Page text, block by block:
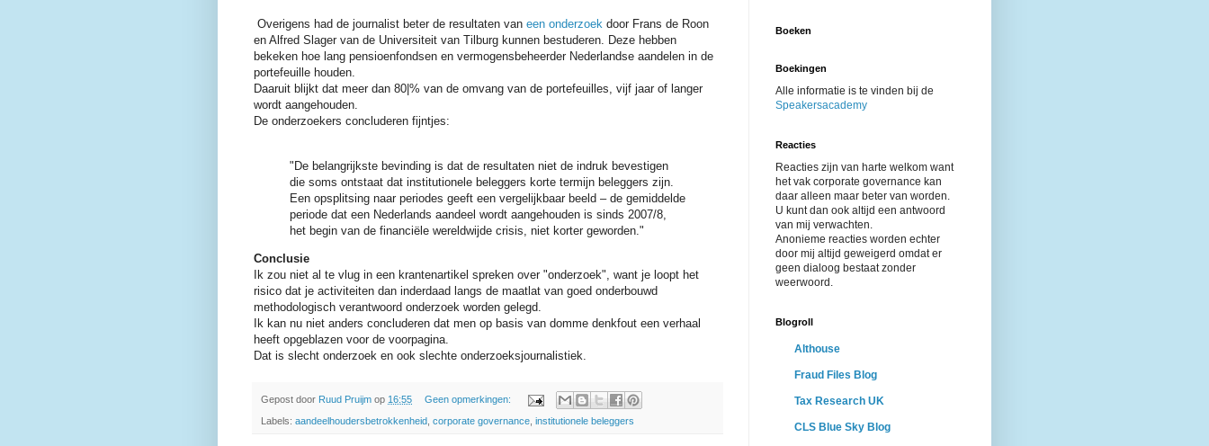
Overigens had de journalist beter de resultaten van een onderzoek door Frans de Roon
en Alfred Slager van de Universiteit van Tilburg kunnen bestuderen. Deze hebben
bekeken hoe lang pensioenfondsen en vermogensbeheerder Nederlandse aandelen in de
portefeuille houden.
Daaruit blijkt dat meer dan 80|% van de omvang van de portefeuilles, vijf jaar of langer
wordt aangehouden.
De onderzoekers concluderen fijntjes:
"De belangrijkste bevinding is dat de resultaten niet de indruk bevestigen
die soms ontstaat dat institutionele beleggers korte termijn beleggers zijn.
Een opsplitsing naar periodes geeft een vergelijkbaar beeld – de gemiddelde
periode dat een Nederlands aandeel wordt aangehouden is sinds 2007/8,
het begin van de financiële wereldwijde crisis, niet korter geworden."
Conclusie
Ik zou niet al te vlug in een krantenartikel spreken over "onderzoek", want je loopt het
risico dat je activiteiten dan inderdaad langs de maatlat van goed onderbouwd
methodologisch verantwoord onderzoek worden gelegd.
Ik kan nu niet anders concluderen dat men op basis van domme denkfout een verhaal
heeft opgeblazen voor de voorpagina.
Dat is slecht onderzoek en ook slechte onderzoeksjournalistiek.
Gepost door Ruud Pruijm op 16:55 Geen opmerkingen:
Labels: aandeelhoudersbetrokkenheid corporate governance institutionele beleggers
Boeken
Boekingen
Alle informatie is te vinden bij de
Speakersacademy
Reacties
Reacties zijn van harte welkom want
het vak corporate governance kan
daar alleen maar beter van worden.
U kunt dan ook altijd een antwoord
van mij verwachten.
Anonieme reacties worden echter
door mij altijd geweigerd omdat er
geen dialoog bestaat zonder
weerwoord.
Blogroll
Althouse
Fraud Files Blog
Tax Research UK
CLS Blue Sky Blog